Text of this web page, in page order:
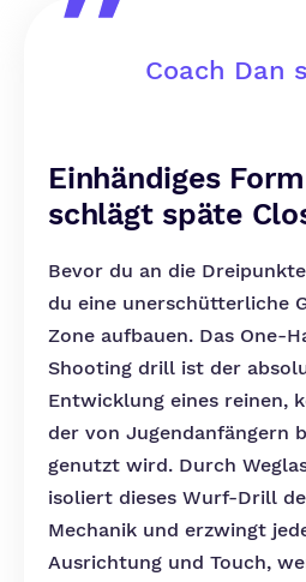
Coach Dan
Einhändiges
schlägt späte
Bevor du an die
du eine unerschütterliche
Zone aufbauen. Das One-
Shooting drill ist der
Entwicklung eines reinen,
der von Jugendanfängern
genutzt wird. Durch
isoliert dieses Wurf-Drill
Mechanik und erzwingt
Ausrichtung und Touch,